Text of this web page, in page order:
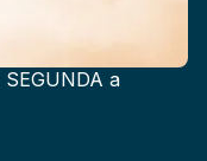
SEGUNDA a